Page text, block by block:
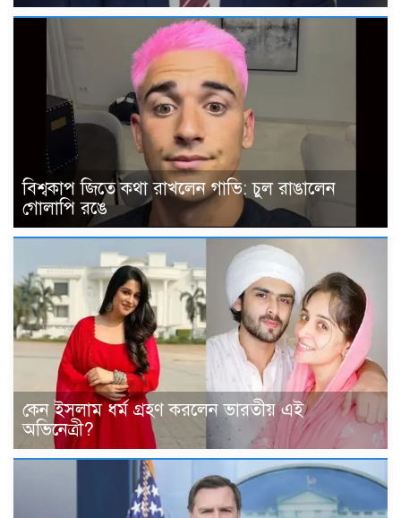
বিশ্বকাপ জিতে কথা রাখলেন গাভি: চুল রাঙালেন
গোলাপি রঙে
কেন ইসলাম ধর্ম গ্রহণ করলেন ভারতীয় এই
অভিনেত্রী?